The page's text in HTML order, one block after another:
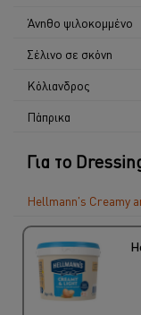
Άνηθο ψιλοκομμένο
Σέλινο σε σκόνη
Κόλιανδρος
Πάπρικα
Για το
Hellmann's Creamy